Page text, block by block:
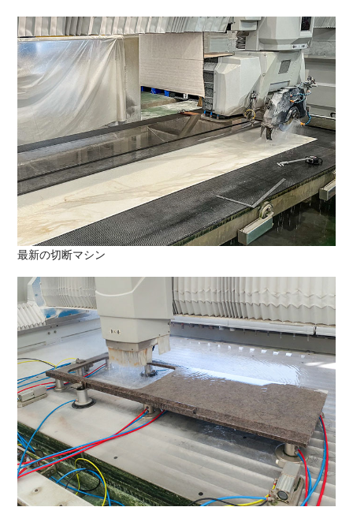
最新の切断マシン